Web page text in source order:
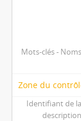
Mots-clés - Noms
Zone du
Identifiant de la
description